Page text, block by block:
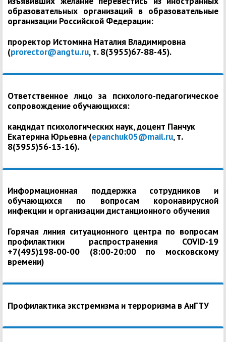
образовательных организаций в образовательные
организации Российской Федерации:
проректор Истомина Наталия Владимировна
(prorector@angtu.ru, т. 8(3955)67-88-45).
Ответственное лицо за психолого-педагогическое
сопровождение обучающихся:
кандидат психологических наук, доцент Панчук
Екатерина Юрьевна (epanchuk05@mail.ru, т.
8(3955)56-13-16).
Информационная поддержка сотрудников и
обучающихся по вопросам коронавирусной
инфекции и организации дистанционного обучения
Горячая линия ситуационного центра по вопросам
профилактики распространения COVID-19
+7(495)198-00-00 (8:00-20:00 по московскому
времени)
Профилактика экстремизма и терроризма в АнГТУ